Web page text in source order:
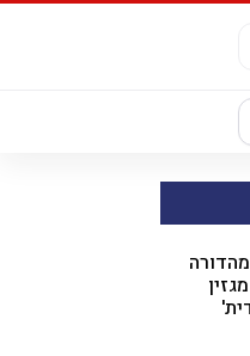
250! • מהדורה